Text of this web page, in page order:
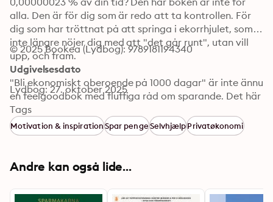
alla. Den är för dig som är redo att ta kontrollen. För
dig som har tröttnat på att springa i ekorrhjulet, som
inte längre nöjer dig med att "det går runt", utan vill
upp, och fram.
"Bli ekonomiskt oberoende på 1000 dagar" är inte ännu
en feelgoodbok med fluffiga råd om sparande. Det här
är en spark i baken, ett konkret träningsprogram för
din ekonomiska intelligens (EIQ).
© 2025 Bookea (Lydbog): 9789181194340
Udgivelsesdato
Lydbog: 27. oktober 2025
Tags
Motivation & inspirationSpar pengeSelvhjælpPrivatøkonomi
Andre kan også lide...